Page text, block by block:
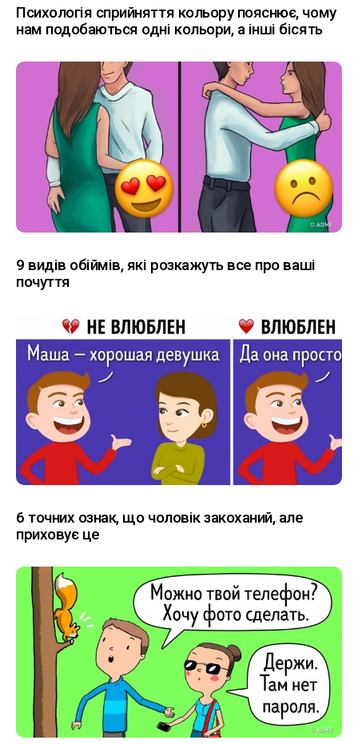
Психологія сприйняття кольору пояснює, чому
нам подобаються одні кольори, а інші бісять
9 видів обіймів, які розкажуть все про ваші
почуття
6 точних ознак, що чоловік закоханий, але
приховує це